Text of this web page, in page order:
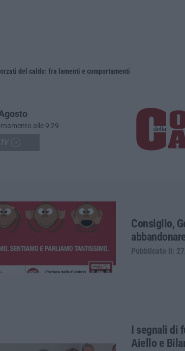
del caldo: fra lamenti e comportamenti
alle 9:29
Consiglio,
Pubblicato il:
I segnali di
Aiello e